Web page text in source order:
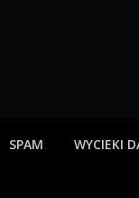
SPAM WYCIEKI